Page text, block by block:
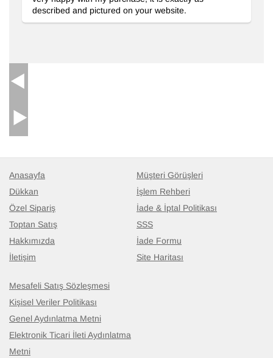
described and pictured on your website.
Anasayfa
Dükkan
Özel Sipariş
Toptan Satış
Hakkımızda
İletişim
Müşteri Görüşleri
İşlem Rehberi
İade & İptal Politikası
SSS
İade Formu
Site Haritası
Mesafeli Satış Sözleşmesi
Kişisel Veriler Politikası
Genel Aydınlatma Metni
Elektronik Ticari İleti Aydınlatma
Metni